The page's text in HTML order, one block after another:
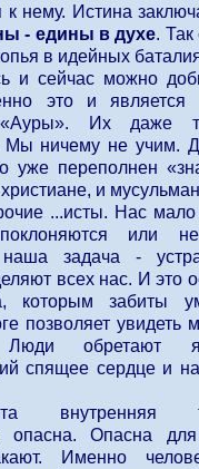
к нему. Истина
- едины в духе. Так
в идейных
и сейчас можно
это и является
Их даже
Мы ничему не учим.
уже переполнен
и
...исты. Нас мало
или не
задача -
всех нас. И это
которым забиты
позволяет увидеть
обретают
спящее сердце и
внутренняя
опасна. Опасна
Именно